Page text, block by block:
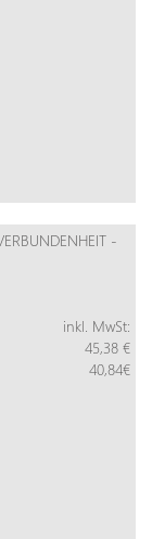
inkl. MwSt:
45,38 €
40,84€